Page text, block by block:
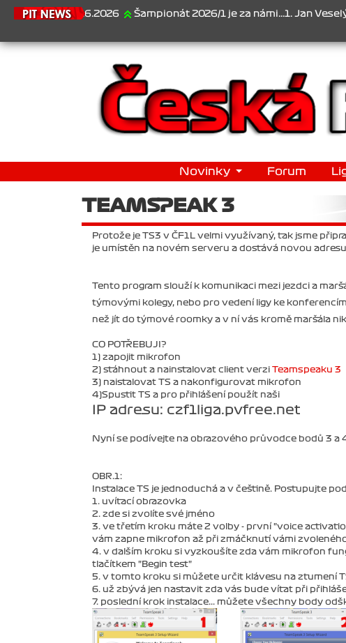
21.6.2026 Šampionát 2026/1 je za námi...1. Jan Veselý ,
Novinky Forum
TEAMSPEAK 3
Protože je TS3 v ČF1L velmi využívaný, tak jsme
je umístěn na novém serveru a dostává novou adresu
Tento program slouží k komunikaci mezi jezdci a
týmovými kolegy, nebo pro vedení ligy ke
než jít do týmové roomky a v ní vás kromě maršála
CO POTŘEBUJI?
1) zapojit mikrofon
2) stáhnout a nainstalovat client verzi Teamspeaku 3
3) naistalovat TS a nakonfigurovat mikrofon
4)Spustit TS a pro přihlášení použít naši
IP adresu: czf1liga.pvfree.net
Nyní se podívejte na obrazového průvodce bodů 3 a
OBR.1:
Instalace TS je jednoduchá a v češtině. Postupujte
1. uvítací obrazovka
2. zde si zvolíte své jméno
3. ve třetím kroku máte 2 volby - první "voice
vám zapne mikrofon až při zmáčknutí vámi
4. v dalším kroku si vyzkoušíte zda vám mikrofon
tlačítkem "Begin test"
5. v tomto kroku si můžete určit klávesu na ztumení
6. už zbývá jen nastavit zda vás bude vítat při
7. poslední krok instalace... můžete všechny body